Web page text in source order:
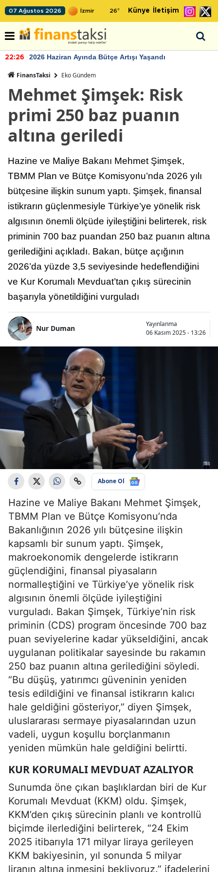
07 Ağustos 2026 26° Künye İletişim
22:26 2026 Haziran Ayında Bütçe Artışı Yaşandı
FinansTaksi Eko Gündem
Mehmet Şimşek: Risk
primi 250 baz puanın
altına geriledi
Hazine ve Maliye Bakanı Mehmet Şimşek,
TBMM Plan ve Bütçe Komisyonu’nda 2026 yılı
bütçesine ilişkin sunum yaptı. Şimşek, finansal
istikrarın güçlenmesiyle Türkiye’ye yönelik risk
algısının önemli ölçüde iyileştiğini belirterek, risk
priminin 700 baz puandan 250 baz puanın altına
gerilediğini açıkladı. Bakan, bütçe açığının
2026’da yüzde 3,5 seviyesinde hedeflendiğini
ve Kur Korumalı Mevduat’tan çıkış sürecinin
başarıyla yönetildiğini vurguladı
Nur Duman
Yayınlanma
06 Kasım 2025 - 13:26
Abone Ol
Hazine ve Maliye Bakanı Mehmet Şimşek,
TBMM Plan ve Bütçe Komisyonu’nda
Bakanlığının 2026 yılı bütçesine ilişkin
kapsamlı bir sunum yaptı. Şimşek,
makroekonomik dengelerde istikrarın
güçlendiğini, finansal piyasaların
normalleştiğini ve Türkiye’ye yönelik risk
algısının önemli ölçüde iyileştiğini
vurguladı. Bakan Şimşek, Türkiye’nin risk
priminin (CDS) program öncesinde 700 baz
puan seviyelerine kadar yükseldiğini, ancak
uygulanan politikalar sayesinde bu rakamın
250 baz puanın altına gerilediğini söyledi.
“Bu düşüş, yatırımcı güveninin yeniden
tesis edildiğini ve finansal istikrarın kalıcı
hale geldiğini gösteriyor,” diyen Şimşek,
uluslararası sermaye piyasalarından uzun
vadeli, uygun koşullu borçlanmanın
yeniden mümkün hale geldiğini belirtti.
KUR KORUMALI MEVDUAT AZALIYOR
Sunumda öne çıkan başlıklardan biri de Kur
Korumalı Mevduat (KKM) oldu. Şimşek,
KKM’den çıkış sürecinin planlı ve kontrollü
biçimde ilerlediğini belirterek, “24 Ekim
2025 itibarıyla 171 milyar liraya gerileyen
KKM bakiyesinin, yıl sonunda 5 milyar
liranın altına inmesini bekliyoruz.” ifadelerini